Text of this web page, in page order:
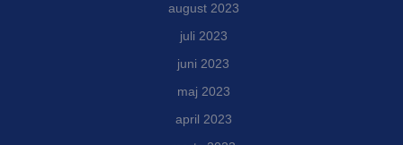
august 2023
juli 2023
juni 2023
maj 2023
april 2023